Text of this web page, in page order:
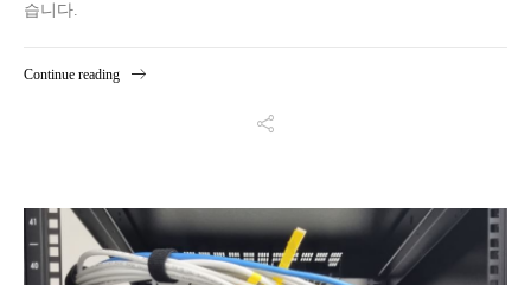
습니다.
Continue reading